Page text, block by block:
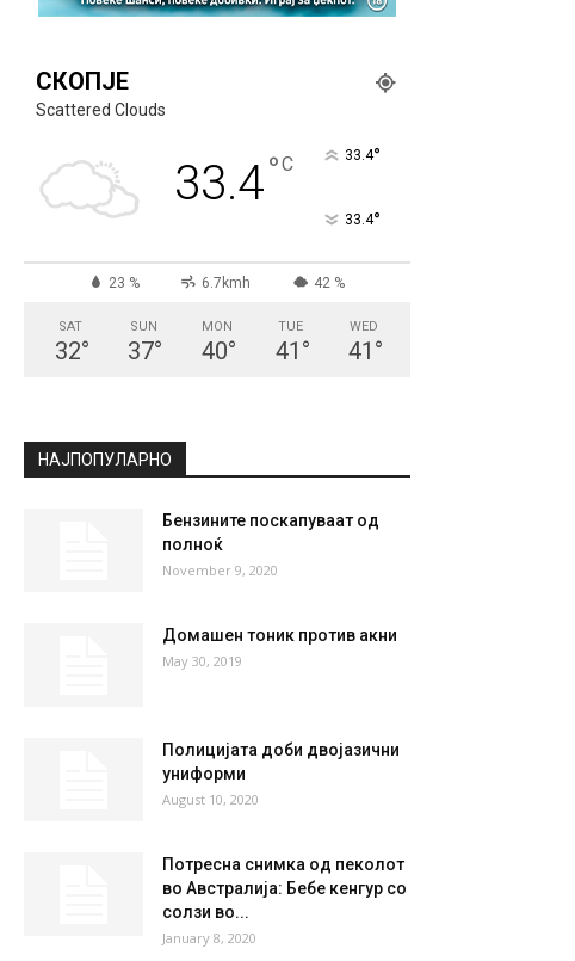
СКОПЈЕ
Scattered Clouds
33.4°C 33.4°
33.4°
23 % 6.7kmh 42 %
SAT
32°
SUN
37°
MON
40°
TUE
41 °
WED
41 °
НАЈПОПУЛАРНО
Бензините поскапуваат од
полноќ
November 9, 2020
Домашен тоник против акни
May 30, 2019
Полицијата доби двојазични
униформи
August 10, 2020
Потресна снимка од пеколот
во Австралија: Бебе кенгур со
солзи во...
January 8, 2020